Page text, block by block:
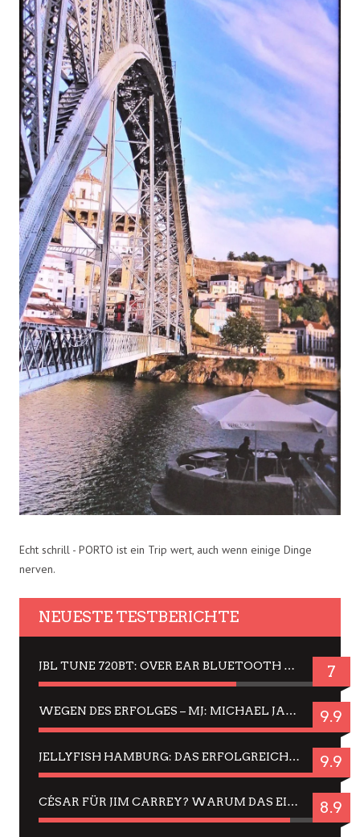
Echt schrill - PORTO ist ein Trip wert, auch wenn einige Dinge
nerven.
NEUESTE TESTBERICHTE
JBL TUNE 720BT: OVER EAR BLUETOOTH KOPFHÖRER UM DIE 50,-€ IM DAUER-TEST 7
WEGEN DES ERFOLGES – MJ: MICHAEL JACKSON MUSICAL IN EINER MATINEE SEHEN 9.9
JELLYFISH HAMBURG: DAS ERFOLGREICHE SOMMER-MENÜ 2025 IN GEFÜHLEN UND BILDERN 9.9
CÉSAR FÜR JIM CARREY? WARUM DAS EINER DER NERVIGSTEN ACTORS IST UND BLEIBT 8.9